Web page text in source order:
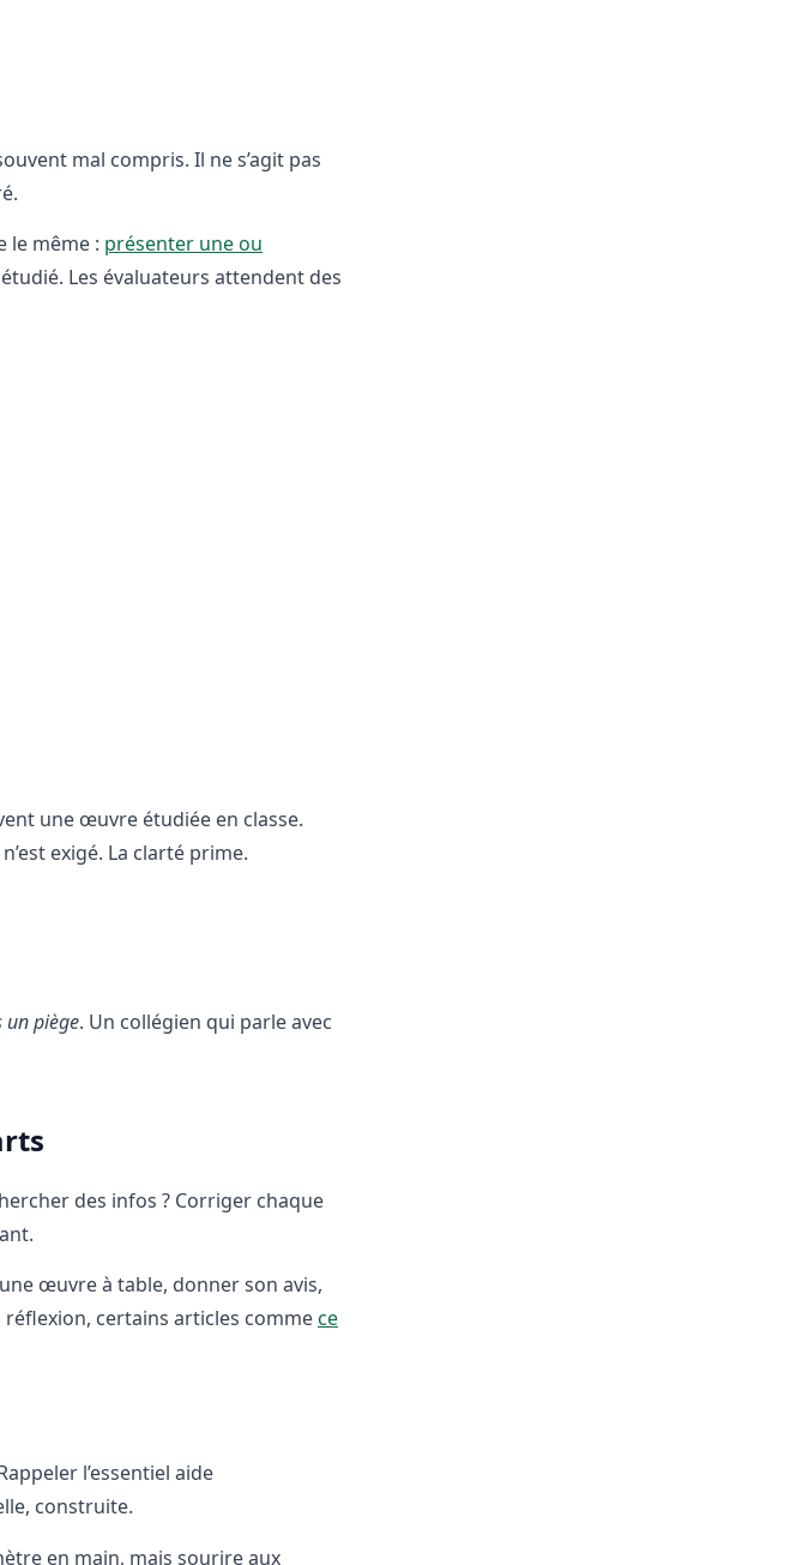
mal compris. Il ne s’agit pas
le même : présenter une ou
Les évaluateurs attendent des
une œuvre étudiée en classe.
exigé. La clarté prime.
un piège. Un collégien qui parle avec
des infos ? Corriger chaque
œuvre à table, donner son avis,
certains articles commece
l’essentiel aide
construite.
en main, mais sourire aux